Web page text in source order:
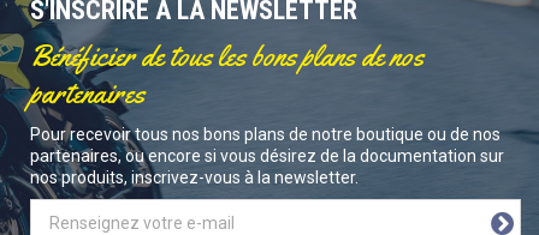
S'INSCRIRE À LA NEWSLETTER
Bénéficier de tous les bons plans de nos
partenaires
Pour recevoir tous nos bons plans de notre boutique ou de nos
partenaires, ou encore si vous désirez de la documentation sur
nos produits, inscrivez-vous à la newsletter.